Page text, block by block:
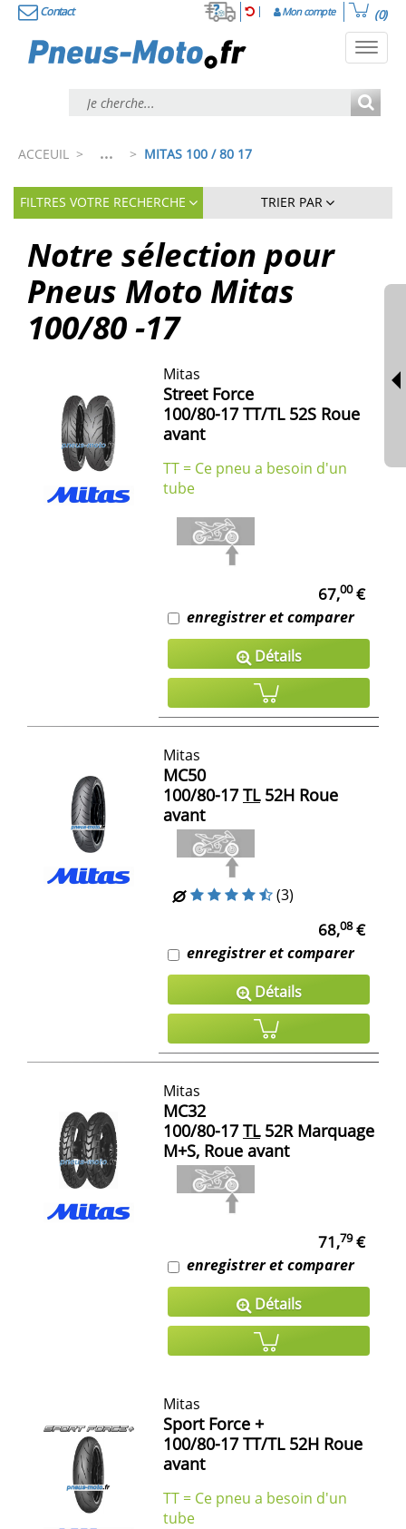
Contact Mon compte (0)
ACCEUIL > ... > MITAS 100 / 80 17
FILTRES VOTRE RECHERCHE TRIER PAR
Notre sélection pour
Pneus Moto Mitas
100/80 -17
Mitas
Street Force
100/80-17 TT/TL 52S Roue
avant
TT = Ce pneu a besoin d'un
tube
67,00€
enregistrer et comparer
Détails
Mitas
MC50
100/80-17 TL52H Roue
avant
(3)
68,08€
enregistrer et comparer
Détails
Mitas
MC32
100/80-17 TL52R Marquage
M+S, Roue avant
71,79€
enregistrer et comparer
Détails
Mitas
Sport Force +
100/80-17 TT/TL 52H Roue
avant
TT = Ce pneu a besoin d'un
tube